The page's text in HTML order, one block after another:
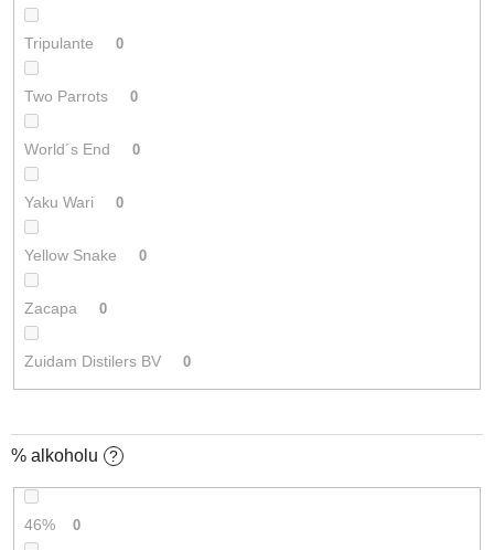
Tripulante 0
Two Parrots 0
World´s End 0
Yaku Wari 0
Yellow Snake 0
Zacapa 0
Zuidam Distilers BV 0
% alkoholu ?
46% 0